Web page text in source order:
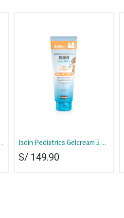
Isdin Pediatrics Gelcream 50+
Tubo 250 ml
S/ 149.90